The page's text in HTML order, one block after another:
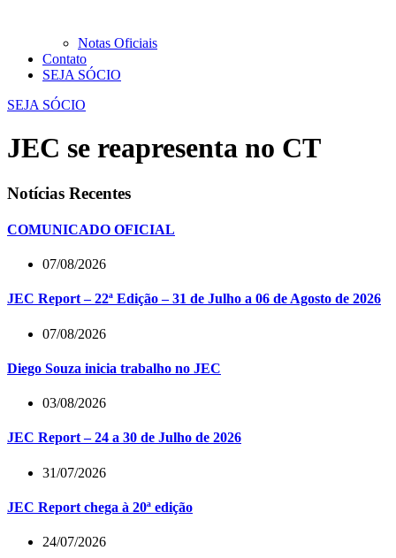
Notas Oficiais
Contato
SEJA SÓCIO
SEJA SÓCIO
JEC se reapresenta no CT
Notícias Recentes
COMUNICADO OFICIAL
07/08/2026
JEC Report – 22ª Edição – 31 de Julho a 06 de Agosto de 2026
07/08/2026
Diego Souza inicia trabalho no JEC
03/08/2026
JEC Report – 24 a 30 de Julho de 2026
31/07/2026
JEC Report chega à 20ª edição
24/07/2026